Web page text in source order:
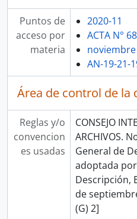
Puntos de
acceso por
materia
2020-11
ACTA N°
noviembre
AN-19-21-
Área de control de la
Reglas y/o
convencion
es usadas
CONSEJO
ARCHIVOS.
General de
adoptada
Descripción,
de
(G) 2]